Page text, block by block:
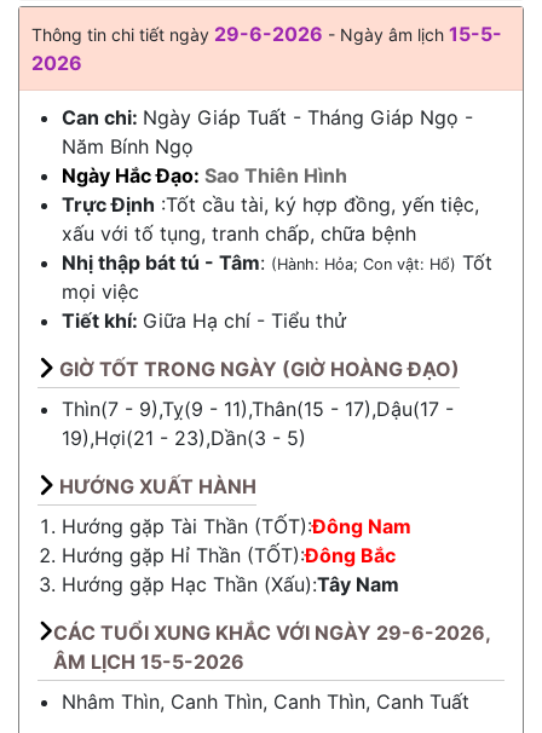
Thông tin chi tiết ngày 29-6-2026 - Ngày âm lịch 15-5-
2026
Can chi: Ngày Giáp Tuất - Tháng Giáp Ngọ -
Năm Bính Ngọ
Ngày Hắc Đạo: Sao Thiên Hình
Trực Định :Tốt cầu tài, ký hợp đồng, yến tiệc,
xấu với tố tụng, tranh chấp, chữa bệnh
Nhị thập bát tú - Tâm: (Hành: Hỏa; Con vật: Hổ) Tốt
mọi việc
Tiết khí: Giữa Hạ chí - Tiểu thử
GIỜ TỐT TRONG NGÀY (GIỜ HOÀNG ĐẠO)
Thìn(7 - 9),Tỵ(9 - 11),Thân(15 - 17),Dậu(17 -
19),Hợi(21 - 23),Dần(3 - 5)
HƯỚNG XUẤT HÀNH
Hướng gặp Tài Thần (TỐT):Đông Nam
Hướng gặp Hỉ Thần (TỐT):Đông Bắc
Hướng gặp Hạc Thần (Xấu):Tây Nam
CÁC TUỔI XUNG KHẮC VỚI NGÀY 29-6-2026,
ÂM LỊCH 15-5-2026
Nhâm Thìn, Canh Thìn, Canh Thìn, Canh Tuất